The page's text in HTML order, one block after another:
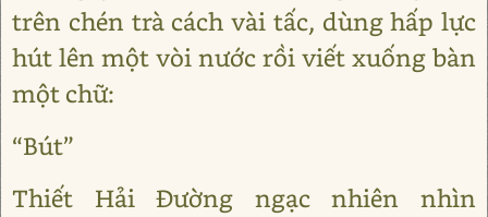
trên chén trà cách vài tấc, dùng hấp lực
hút lên một vòi nước rồi viết xuống bàn
một chữ:
“Bút”
Thiết Hải Đường ngạc nhiên nhìn